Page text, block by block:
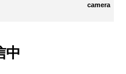
camera
中